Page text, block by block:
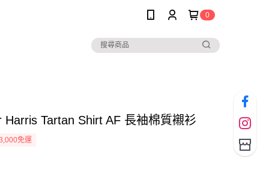
0
Harris Tartan Shirt AF 長袖棉質襯衫
免運